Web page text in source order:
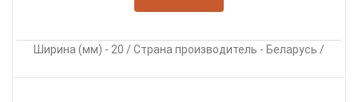
Ширина (мм) - 20 / Страна производитель - Беларусь /